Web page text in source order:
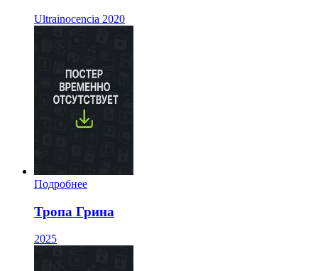
Ultrainocencia 2020
Подробнее
Тропа Грина
2025